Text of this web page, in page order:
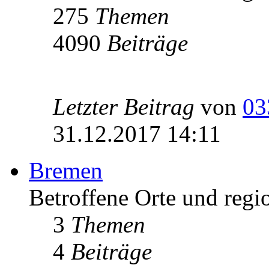
275 Themen
4090 Beiträge
Letzter Beitrag von
31.12.2017 14:11
Bremen
Betroffene Orte und
3 Themen
4 Beiträge